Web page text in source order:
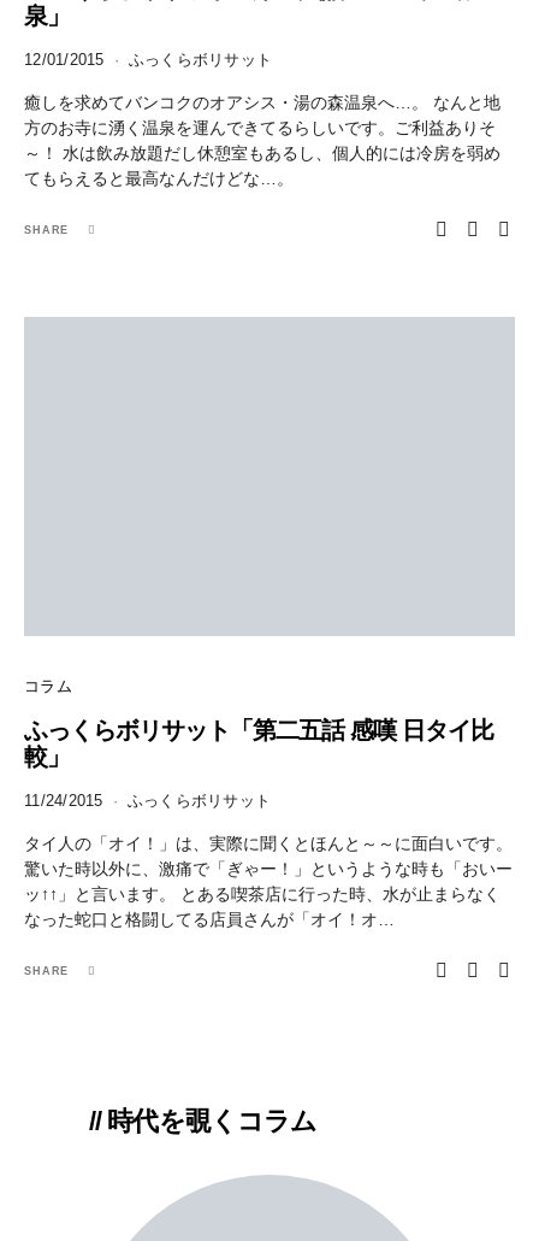
泉」
12/01/2015 ふっくらボリサット
癒しを求めてバンコクのオアシス・湯の森温泉へ…。 なんと地
方のお寺に湧く温泉を運んできてるらしいです。ご利益ありそ
～！ 水は飲み放題だし休憩室もあるし、個人的には冷房を弱め
てもらえると最高なんだけどな…。
SHARE
コラム
ふっくらボリサット「第二五話 感嘆 日タイ比
較」
11/24/2015 ふっくらボリサット
タイ人の「オイ！」は、実際に聞くとほんと～～に面白いです。
驚いた時以外に、激痛で「ぎゃー！」というような時も「おいー
ッ↑↑」と言います。 とある喫茶店に行った時、水が止まらなく
なった蛇口と格闘してる店員さんが「オイ！オ…
SHARE
// 時代を覗くコラム